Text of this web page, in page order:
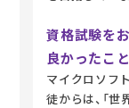
資格試験を
良かったこと
マイクロソフ
徒からは、「